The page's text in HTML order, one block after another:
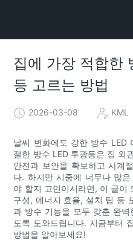
집에 가장 적합한
등 고르는 방법
2026-03-08 KML
날씨 변화에도 강한 방수 LED
절한 방수 LED 투광등은 집 외
안전과 보안을 확보하고 사계
다. 하지만 시중에 너무나 많
야 할지 고민이시라면, 이 글이
구성, 에너지 효율, 설치 팁 등
과 방수 기능을 모두 갖춘 완
도록 도와드립니다. 지금부터
방법을 알아보세요!